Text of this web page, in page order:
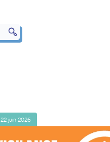
RECHERCHER DANS LES ARTICLES
22 juin 2026